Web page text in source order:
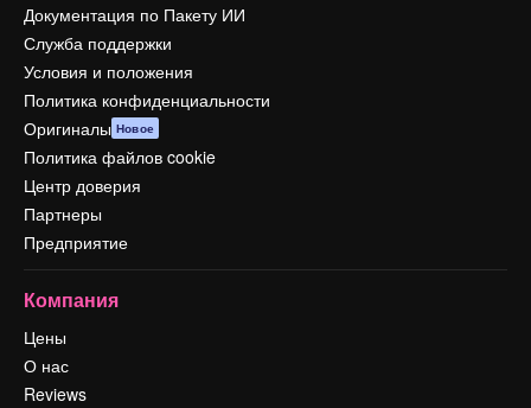
Документация по Пакету ИИ
Служба поддержки
Условия и положения
Политика конфиденциальности
Оригиналы Новое
Политика файлов cookie
Центр доверия
Партнеры
Предприятие
Компания
Цены
О нас
Reviews